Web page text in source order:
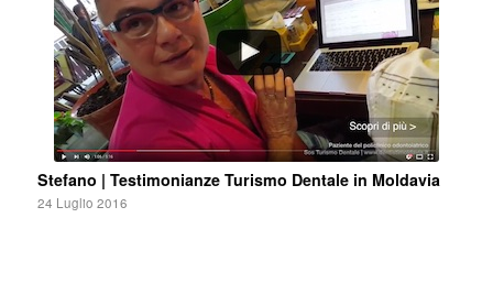
Stefano | Testimonianze Turismo Dentale in Moldavia
24 Luglio 2016